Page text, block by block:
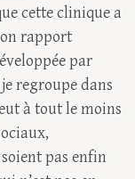
cette clinique a
rapport
par
regroupe dans
à tout le moins
pas enfin